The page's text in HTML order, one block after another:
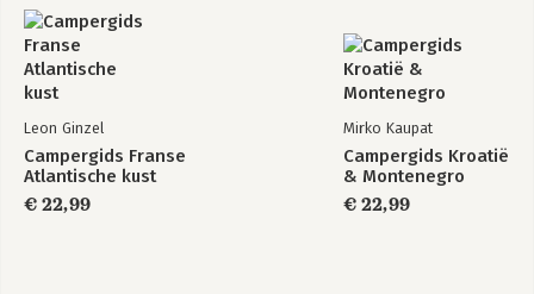
Leon Ginzel
Campergids Franse
Atlantische kust
€ 22,99
Mirko Kaupat
Campergids Kroatië
& Montenegro
€ 22,99